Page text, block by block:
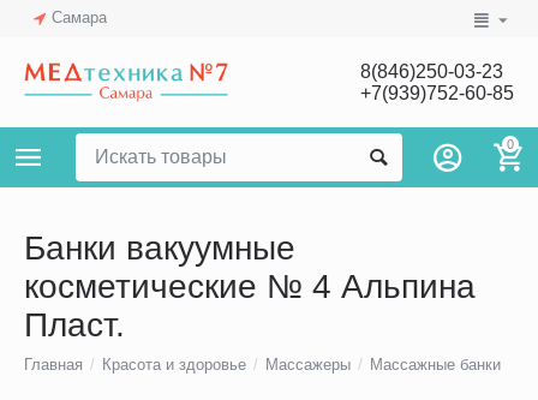
Самара
8(846)250-03-23
+7(939)752-60-85
0
Банки вакуумные
косметические № 4 Альпина
Пласт.
Главная / Красота и здоровье / Массажеры / Массажные банки